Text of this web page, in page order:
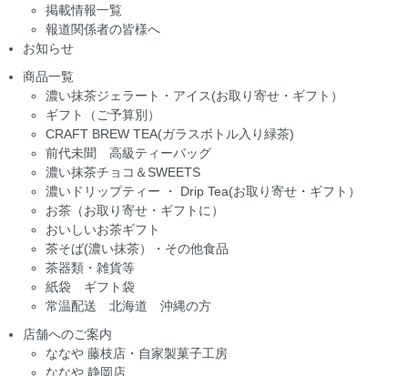
掲載情報一覧
報道関係者の皆様へ
お知らせ
商品一覧
濃い抹茶ジェラート・アイス(お取り寄せ・ギフト）
ギフト（ご予算別）
CRAFT BREW TEA(ガラスボトル入り緑茶)
前代未聞 高級ティーバッグ
濃い抹茶チョコ＆SWEETS
濃いドリップティー ・ Drip Tea(お取り寄せ・ギフト）
お茶（お取り寄せ・ギフトに）
おいしいお茶ギフト
茶そば(濃い抹茶）・その他食品
茶器類・雑貨等
紙袋 ギフト袋
常温配送 北海道 沖縄の方
店舗へのご案内
ななや 藤枝店・自家製菓子工房
ななや 静岡店